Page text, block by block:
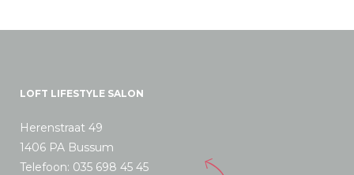
LOFT LIFESTYLE SALON
Herenstraat 49
1406 PA Bussum
Telefoon: 035 698 45 45